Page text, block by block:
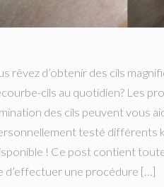
rêvez d’obtenir des cils
cils au quotidien? Les
des cils peuvent vous
testé différents
! Ce post contient
d’effectuer une procédure […]